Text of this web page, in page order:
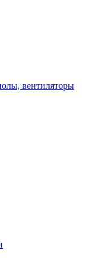
вентиляторы